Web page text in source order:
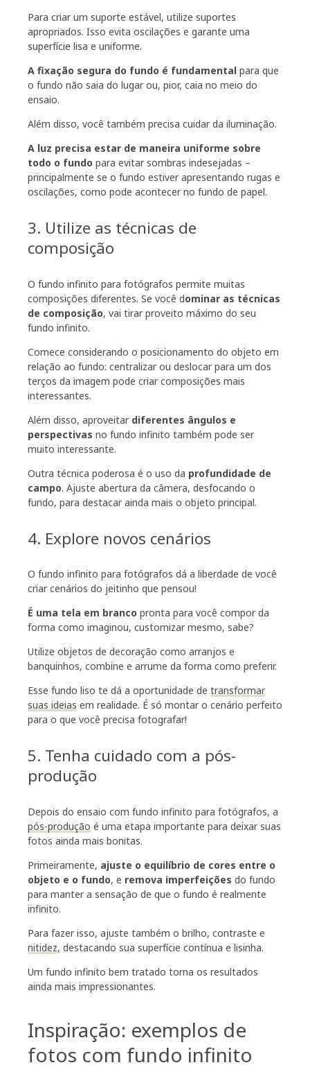
Para criar um suporte estável, utilize suportes
apropriados. Isso evita oscilações e garante uma
superfície lisa e uniforme.
A fixação segura do fundo é fundamental para que
o fundo não saia do lugar ou, pior, caia no meio do
ensaio.
Além disso, você também precisa cuidar da iluminação.
A luz precisa estar de maneira uniforme sobre
todo o fundo para evitar sombras indesejadas –
principalmente se o fundo estiver apresentando rugas e
oscilações, como pode acontecer no fundo de papel.
3. Utilize as técnicas de
composição
O fundo infinito para fotógrafos permite muitas
composições diferentes. Se você dominar as técnicas
de composição, vai tirar proveito máximo do seu
fundo infinito.
Comece considerando o posicionamento do objeto em
relação ao fundo: centralizar ou deslocar para um dos
terços da imagem pode criar composições mais
interessantes.
Além disso, aproveitar diferentes ângulos e
perspectivas no fundo infinito também pode ser
muito interessante.
Outra técnica poderosa é o uso da profundidade de
campo. Ajuste abertura da câmera, desfocando o
fundo, para destacar ainda mais o objeto principal.
4. Explore novos cenários
O fundo infinito para fotógrafos dá a liberdade de você
criar cenários do jeitinho que pensou!
É uma tela em branco pronta para você compor da
forma como imaginou, customizar mesmo, sabe?
Utilize objetos de decoração como arranjos e
banquinhos, combine e arrume da forma como preferir.
Esse fundo liso te dá a oportunidade de transformar
suas ideias em realidade. É só montar o cenário perfeito
para o que você precisa fotografar!
5. Tenha cuidado com a pós-
produção
Depois do ensaio com fundo infinito para fotógrafos, a
pós-produção é uma etapa importante para deixar suas
fotos ainda mais bonitas.
Primeiramente, ajuste o equilíbrio de cores entre o
objeto e o fundo, e remova imperfeições do fundo
para manter a sensação de que o fundo é realmente
infinito.
Para fazer isso, ajuste também o brilho, contraste e
nitidez, destacando sua superfície contínua e lisinha.
Um fundo infinito bem tratado torna os resultados
ainda mais impressionantes.
Inspiração: exemplos de
fotos com fundo infinito